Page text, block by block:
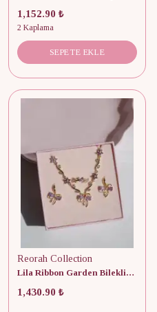
1,152.90 ₺
2 Kaplama
SEPETE EKLE
Reorah Collection
Lila Ribbon Garden Bileklik, Küpe, Yüzük Set
1,430.90 ₺